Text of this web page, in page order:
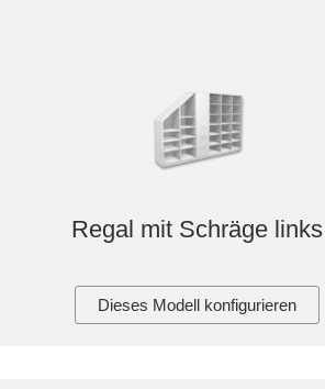
Regal mit Schräge links
Dieses Modell konfigurieren